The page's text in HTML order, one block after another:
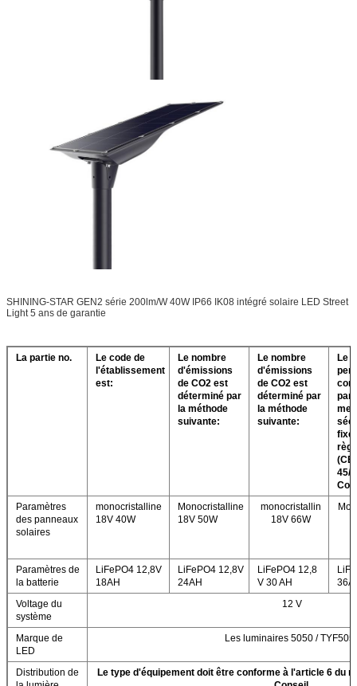
SHINING-STAR GEN2 série 200lm/W 40W IP66 IK08 intégré solaire LED Street
Light 5 ans de garantie
La partie no.
Le code de
l'établissement
est:
Le nombre
d'émissions
de CO2 est
déterminé par
la méthode
suivante:
Le nombre
d'émissions
de CO2 est
déterminé par
la méthode
suivante:
Le
par
fixé
45/
Paramètres
des panneaux
solaires
monocristalline
18V 40W
Monocristalline
18V 50W
monocristallin
18V 66W
Paramètres de
la batterie
LiFePO4 12,8V
18AH
LiFePO4 12,8V
24AH
LiFePO4 12,8
V 30 AH
Voltage du
système
12 V
Marque de
LED
Les luminaires 5050 /
Distribution de
Le type d'équipement doit être conforme à l'article 6 du